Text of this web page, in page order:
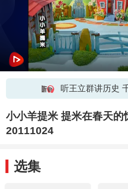
听王立群讲历史
小小羊提米 提米在春天的
20111024
选集